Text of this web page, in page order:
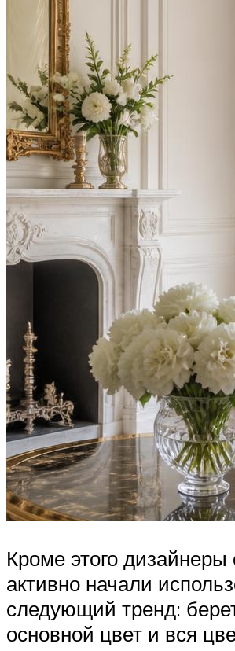
Кроме этого дизайнеры
активно начали
следующий тренд:
основной цвет и вся